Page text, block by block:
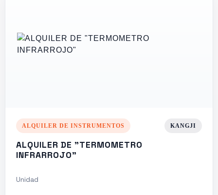
ALQUILER DE INSTRUMENTOS KANGJI
ALQUILER DE "TERMOMETRO
INFRARROJO"
Unidad